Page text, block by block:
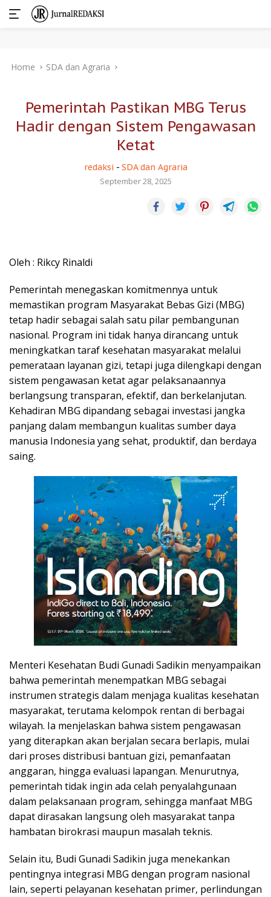
Home SDA dan Agraria
Pemerintah Pastikan MBG Terus
Hadir dengan Sistem Pengawasan
Ketat
redaksi - SDA dan Agraria
September 28, 2025
Oleh : Rikcy Rinaldi
Pemerintah menegaskan komitmennya untuk
memastikan program Masyarakat Bebas Gizi (MBG)
tetap hadir sebagai salah satu pilar pembangunan
nasional. Program ini tidak hanya dirancang untuk
meningkatkan taraf kesehatan masyarakat melalui
pemerataan layanan gizi, tetapi juga dilengkapi dengan
sistem pengawasan ketat agar pelaksanaannya
berlangsung transparan, efektif, dan berkelanjutan.
Kehadiran MBG dipandang sebagai investasi jangka
panjang dalam membangun kualitas sumber daya
manusia Indonesia yang sehat, produktif, dan berdaya
saing.
Menteri Kesehatan Budi Gunadi Sadikin menyampaikan
bahwa pemerintah menempatkan MBG sebagai
instrumen strategis dalam menjaga kualitas kesehatan
masyarakat, terutama kelompok rentan di berbagai
wilayah. Ia menjelaskan bahwa sistem pengawasan
yang diterapkan akan berjalan secara berlapis, mulai
dari proses distribusi bantuan gizi, pemanfaatan
anggaran, hingga evaluasi lapangan. Menurutnya,
pemerintah tidak ingin ada celah penyalahgunaan
dalam pelaksanaan program, sehingga manfaat MBG
dapat dirasakan langsung oleh masyarakat tanpa
hambatan birokrasi maupun masalah teknis.
Selain itu, Budi Gunadi Sadikin juga menekankan
pentingnya integrasi MBG dengan program nasional
lain, seperti pelayanan kesehatan primer, perlindungan